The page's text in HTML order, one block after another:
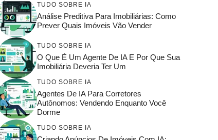
TUDO SOBRE IA
Análise Preditiva Para Imobiliárias: Como
Prever Quais Imóveis Vão Vender
TUDO SOBRE IA
O Que É Um Agente De IA E Por Que Sua
Imobiliária Deveria Ter Um
TUDO SOBRE IA
Agentes De IA Para Corretores
Autônomos: Vendendo Enquanto Você
Dorme
TUDO SOBRE IA